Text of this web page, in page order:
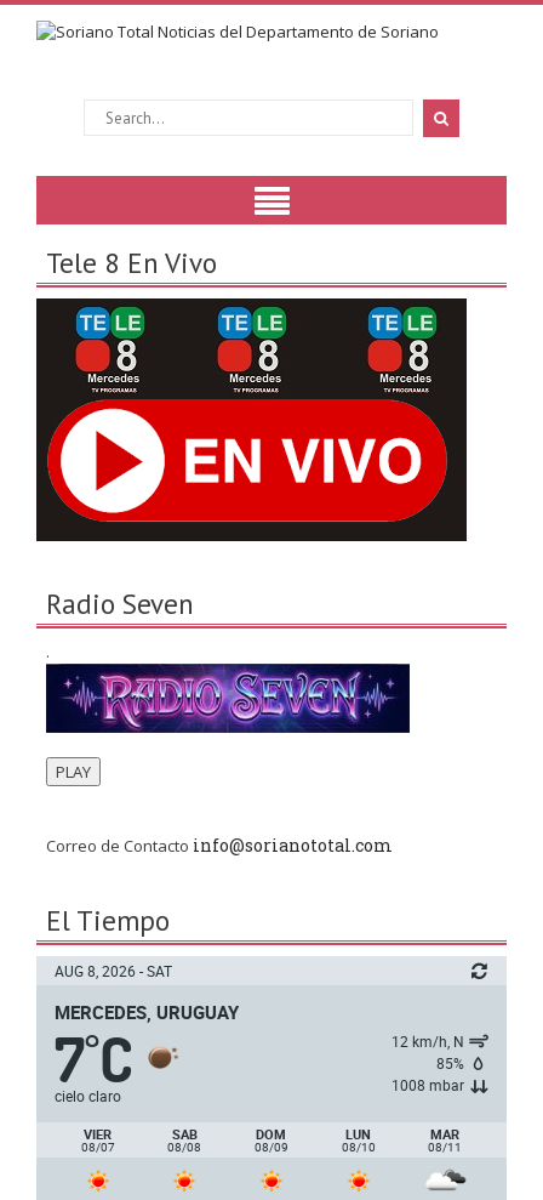
Tele 8 En Vivo
Radio Seven
.
PLAY
Correo de Contacto info@sorianototal.com
El Tiempo
AUG 8, 2026 - SAT
MERCEDES, URUGUAY
7°C
cielo claro
12 km/h, N
85%
1008 mbar
VIER
08/07
SAB
08/08
DOM
08/09
LUN
08/10
MAR
08/11